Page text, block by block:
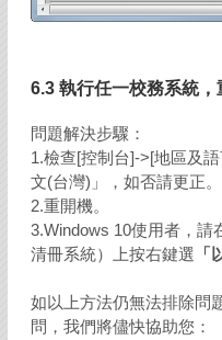
6.3 執行任一校務系統
問題解決步驟：
1.檢查[控制台]->[地區及
文(台灣)」，如否請更正。
2.重開機。
3.Windows 10使用者，請
清冊系統）上按右鍵選 「
如以上方法仍無法排除問
問，我們將儘快協助您：